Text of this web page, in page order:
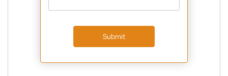
Submit